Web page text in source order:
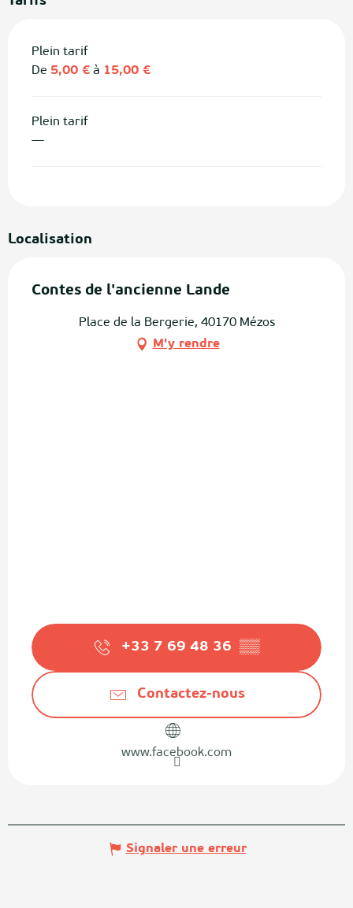
Plein tarif
De 5,00 € à 15,00 €
Plein tarif
—
Localisation
Contes de l'ancienne Lande
Place de la Bergerie, 40170 Mézos
M'y rendre
+33 7 69 48 36 ▒▒
Contactez-nous
www.facebook.com
Signaler une erreur